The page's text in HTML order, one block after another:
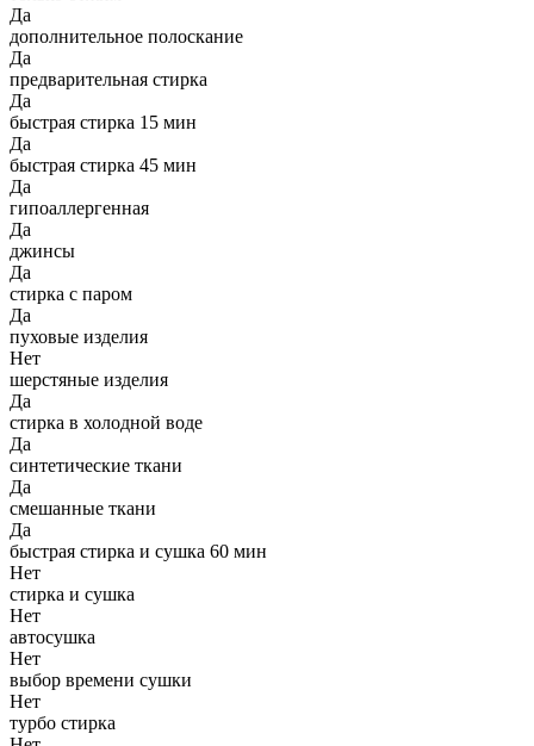
Да
дополнительное полоскание
Да
предварительная стирка
Да
быстрая стирка 15 мин
Да
быстрая стирка 45 мин
Да
гипоаллергенная
Да
джинсы
Да
стирка с паром
Да
пуховые изделия
Нет
шерстяные изделия
Да
стирка в холодной воде
Да
синтетические ткани
Да
смешанные ткани
Да
быстрая стирка и сушка 60 мин
Нет
стирка и сушка
Нет
автосушка
Нет
выбор времени сушки
Нет
турбо стирка